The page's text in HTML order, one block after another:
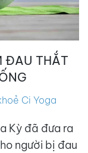
ĐAU THẮT
Ci Yoga
Kỳ đã đưa ra
người bị đau